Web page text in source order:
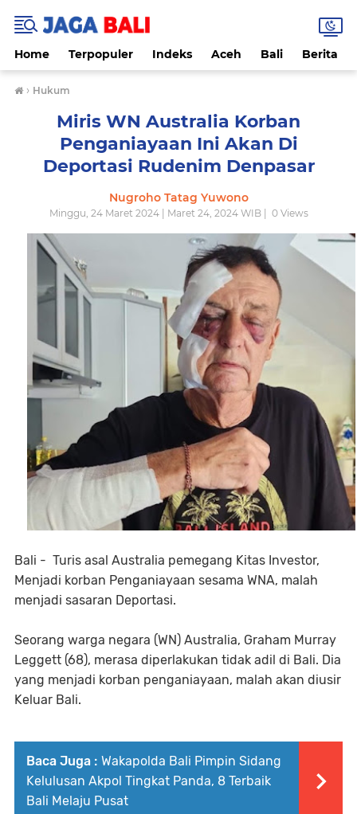
Home Terpopuler Indeks Aceh Bali Berita
› Hukum
Miris WN Australia Korban
Penganiayaan Ini Akan Di
Deportasi Rudenim Denpasar
Nugroho Tatag Yuwono
Minggu, 24 Maret 2024 | Maret 24, 2024 WIB | 0Views
Bali - Turis asal Australia pemegang Kitas Investor,
Menjadi korban Penganiayaan sesama WNA, malah
menjadi sasaran Deportasi.
Seorang warga negara (WN) Australia, Graham Murray
Leggett (68), merasa diperlakukan tidak adil di Bali. Dia
yang menjadi korban penganiayaan, malah akan diusir
Keluar Bali.
Baca Juga : Wakapolda Bali Pimpin Sidang
Kelulusan Akpol Tingkat Panda, 8 Terbaik
Bali Melaju Pusat